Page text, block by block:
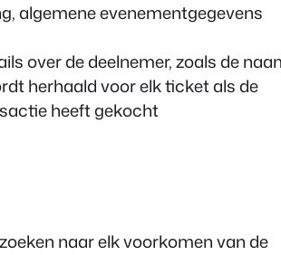
algemene evenementgegevens
over de deelnemer, zoals de
herhaald voor elk ticket als de
heeft gekocht
naar elk voorkomen van de